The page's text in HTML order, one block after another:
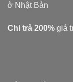
ở Nhật Bản
Chi trả 200% giá